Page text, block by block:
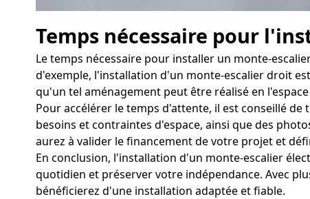
Temps nécessaire pour
Le temps nécessaire pour installer un monte-
d'exemple, l'installation d'un monte-escalier droit
qu'un tel aménagement peut être réalisé en
Pour accélérer le temps d'attente, il est conseillé
besoins et contraintes d'espace, ainsi que des
aurez à valider le financement de votre projet et
En conclusion, l'installation d'un monte-escalier
quotidien et préserver votre indépendance. Avec
bénéficierez d'une installation adaptée et fiable.